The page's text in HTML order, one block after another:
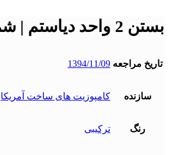
بستن 2 واحد دیاستم | شماره پرونده : 1021
تاریخ مراجعه 1394/11/09
سازنده کامپوزیت های ساخت آمریکا
رنگ ترکیبی